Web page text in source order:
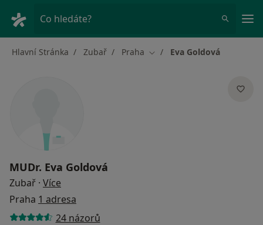
Co hledáte?
Hlavní Stránka Zubař Praha Změna města
Eva Goldová
MUDr. Eva Goldová
Zubař · Více
Praha 1 adresa
24 názorů